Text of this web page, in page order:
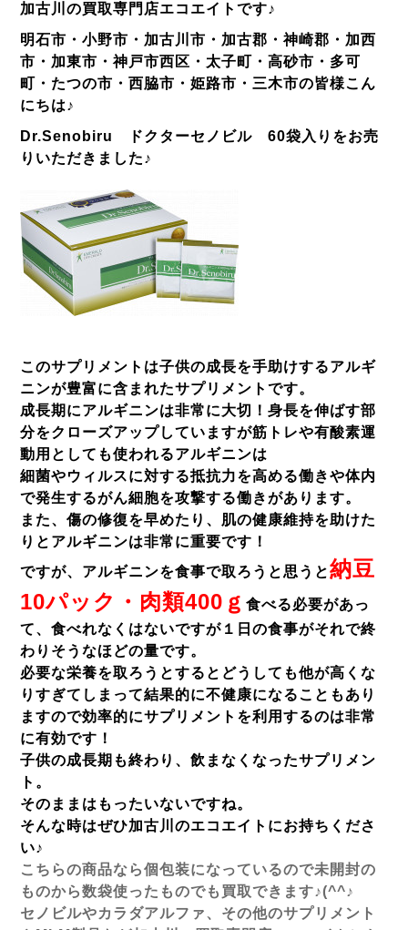
加古川の買取専門店エコエイトです♪
明石市・小野市・加古川市・加古郡・神崎郡・加西
市・加東市・神戸市西区・太子町・高砂市・多可
町・たつの市・西脇市・姫路市・三木市の皆様こん
にちは♪
Dr.Senobiru ドクターセノビル 60袋入りをお売
りいただきました♪
このサプリメントは子供の成長を手助けするアルギ
ニンが豊富に含まれたサプリメントです。
成長期にアルギニンは非常に大切！身長を伸ばす部
分をクローズアップしていますが筋トレや有酸素運
動用としても使われるアルギニンは
細菌やウィルスに対する抵抗力を高める働きや体内
で発生するがん細胞を攻撃する働きがあります。
また、傷の修復を早めたり、肌の健康維持を助けた
りとアルギニンは非常に重要です！
ですが、アルギニンを食事で取ろうと思うと納豆
10パック・肉類400ｇ 食べる必要があっ
て、食べれなくはないですが１日の食事がそれで終
わりそうなほどの量です。
必要な栄養を取ろうとするとどうしても他が高くな
りすぎてしまって結果的に不健康になることもあり
ますので効率的にサプリメントを利用するのは非常
に有効です！
子供の成長期も終わり、飲まなくなったサプリメン
ト。
そのままはもったいないですね。
そんな時はぜひ加古川のエコエイトにお持ちくださ
い♪
こちらの商品なら個包装になっているので未開封の
ものから数袋使ったものでも買取できます♪(^^♪
セノビルやカラダアルファ、その他のサプリメント